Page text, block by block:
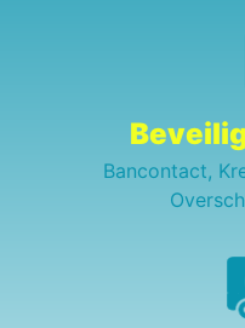
Bancontact,